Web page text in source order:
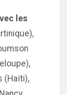
les
(Haïti),